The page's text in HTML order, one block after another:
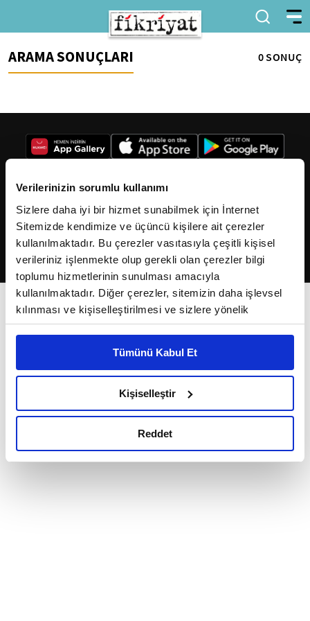
Verilerinizin sorumlu kullanımı
Sizlere daha iyi bir hizmet sunabilmek için İnternet
Sitemizde kendimize ve üçüncü kişilere ait çerezler
kullanılmaktadır. Bu çerezler vasıtasıyla çeşitli kişisel
verileriniz işlenmekte olup gerekli olan çerezler bilgi
toplumu hizmetlerinin sunulması amacıyla
kullanılmaktadır. Diğer çerezler, sitemizin daha işlevsel
kılınması ve kişiselleştirilmesi ve sizlere yönelik
reklam/pazarlama faaliyetlerinin yapılması, amaçlarıyla
Çerezlere ilişkin tercihlerinizi çerez paneli vasıtasıyla
belirleyebilirsiniz. Çerezlere ilişkin detaylı bilgi için
Ayarlar butonuna tıklayabilir,Çerez Bilgilendirme
Metnimizi ziyaret edebilirsiniz.
okumak ve sitemizi ziyaretiniz kapsamında
Tümünü Kabul Et
Kişiselleştir
Reddet
ARAMA SONUÇLARI 0 SONUÇ
2026Fikriyat. Tüm hakları saklıdır.